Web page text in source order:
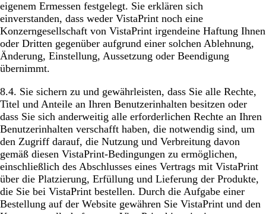
eigenem Ermessen festgelegt. Sie erklären sich
einverstanden, dass weder VistaPrint noch eine
Konzerngesellschaft von VistaPrint irgendeine Haftung Ihnen
oder Dritten gegenüber aufgrund einer solchen Ablehnung,
Änderung, Einstellung, Aussetzung oder Beendigung
übernimmt.
8.4. Sie sichern zu und gewährleisten, dass Sie alle Rechte,
Titel und Anteile an Ihren Benutzerinhalten besitzen oder
dass Sie sich anderweitig alle erforderlichen Rechte an Ihren
Benutzerinhalten verschafft haben, die notwendig sind, um
den Zugriff darauf, die Nutzung und Verbreitung davon
gemäß diesen VistaPrint-Bedingungen zu ermöglichen,
einschließlich des Abschlusses eines Vertrags mit VistaPrint
über die Platzierung, Erfüllung und Lieferung der Produkte,
die Sie bei VistaPrint bestellen. Durch die Aufgabe einer
Bestellung auf der Website gewähren Sie VistaPrint und den